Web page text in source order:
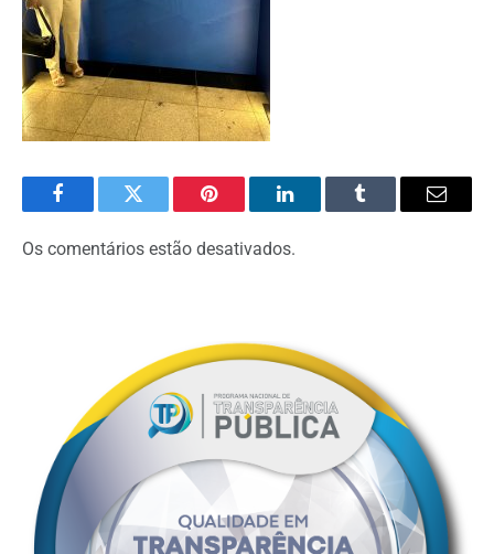
FacebookTwitter Pinterest O
LinkedIn
Tumblr
E-
Os comentários estão desativados.